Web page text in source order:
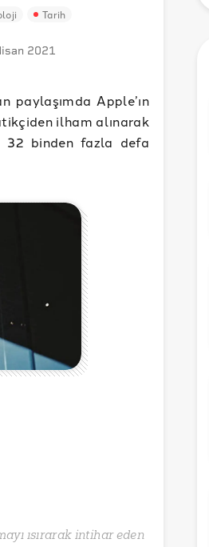
Tarih
2021
paylaşımda Apple’ın
ilham alınarak
32 binden fazla defa
ısırarak intihar eden